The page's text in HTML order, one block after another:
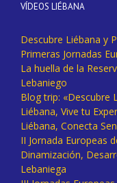
VÍDEOS LIÉBANA
Descubre Liébana y
Primeras Jornadas
La huella de la
Lebaniego
Blog trip: «Descubre
Liébana, Vive tu
Liébana, Conecta
II Jornada Europeas
Dinamización,
Lebaniega